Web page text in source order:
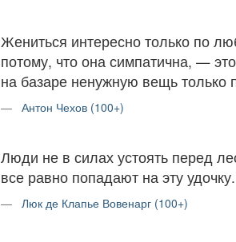
Жениться интересно только по
потому, что она симпатична, —
на базаре ненужную вещь только
Антон Чехов (100+)
Люди не в силах устоять перед
все равно попадают на эту удочку.
Люк де Клапье Вовенарг (100+)